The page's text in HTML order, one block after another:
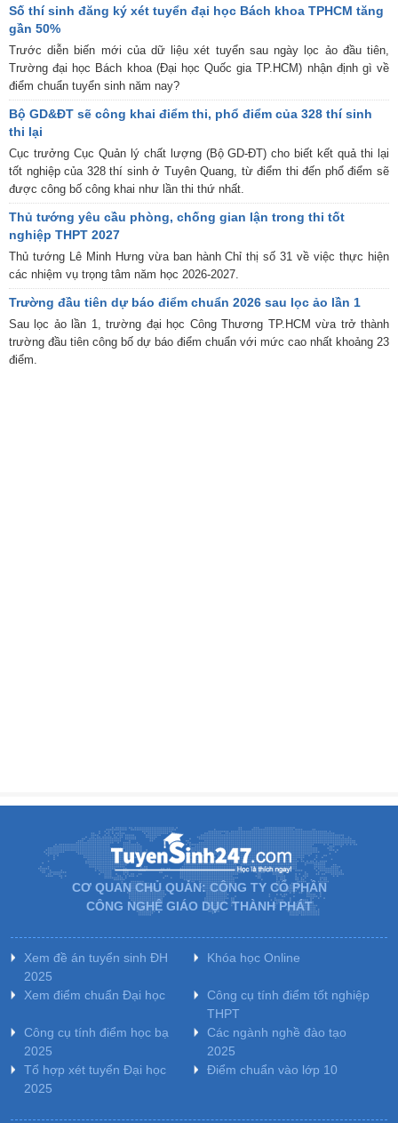
Số thí sinh đăng ký xét tuyển đại học Bách khoa TPHCM tăng
gần 50%
Trước diễn biến mới của dữ liệu xét tuyển sau ngày lọc ảo đầu tiên,
Trường đại học Bách khoa (Đại học Quốc gia TP.HCM) nhận định gì về
điểm chuẩn tuyển sinh năm nay?
Bộ GD&ĐT sẽ công khai điểm thi, phổ điểm của 328 thí sinh
thi lại
Cục trưởng Cục Quản lý chất lượng (Bộ GD-ĐT) cho biết kết quả thi lại
tốt nghiệp của 328 thí sinh ở Tuyên Quang, từ điểm thi đến phổ điểm sẽ
được công bố công khai như lần thi thứ nhất.
Thủ tướng yêu cầu phòng, chống gian lận trong thi tốt
nghiệp THPT 2027
Thủ tướng Lê Minh Hưng vừa ban hành Chỉ thị số 31 về việc thực hiện
các nhiệm vụ trọng tâm năm học 2026-2027.
Trường đầu tiên dự báo điểm chuẩn 2026 sau lọc ảo lần 1
Sau lọc ảo lần 1, trường đại học Công Thương TP.HCM vừa trở thành
trường đầu tiên công bố dự báo điểm chuẩn với mức cao nhất khoảng 23
điểm.
CƠ QUAN CHỦ QUẢN: CÔNG TY CỔ PHẦN
CÔNG NGHỆ GIÁO DỤC THÀNH PHÁT
Xem đề án tuyển sinh ĐH
2025
Khóa học Online
Xem điểm chuẩn Đại học
Công cụ tính điểm tốt nghiệp
THPT
Công cụ tính điểm học bạ
2025
Các ngành nghề đào tạo
2025
Tổ hợp xét tuyển Đại học
2025
Điểm chuẩn vào lớp 10